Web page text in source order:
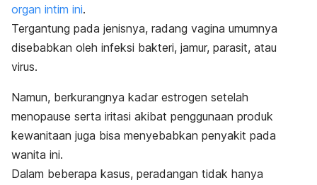
organ intim ini.
Tergantung pada jenisnya, radang vagina umumnya
disebabkan oleh infeksi bakteri, jamur, parasit, atau
virus.
Namun, berkurangnya kadar estrogen setelah
menopause serta iritasi akibat penggunaan produk
kewanitaan juga bisa menyebabkan penyakit pada
wanita ini.
Dalam beberapa kasus, peradangan tidak hanya